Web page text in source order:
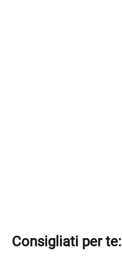
Consigliati per te: